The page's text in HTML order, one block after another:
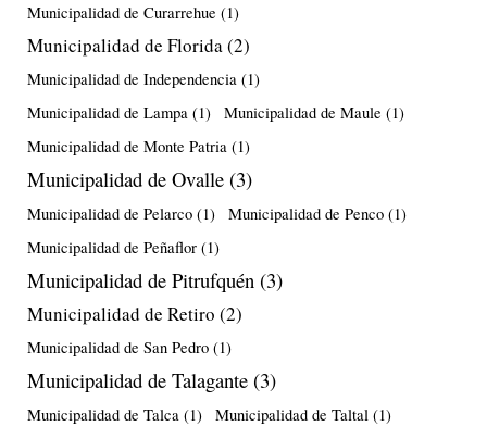
Municipalidad de Curarrehue (1)
Municipalidad de Florida(2)
Municipalidad de Independencia (1)
Municipalidad de Lampa (1) Municipalidad de Maule (1)
Municipalidad de Monte Patria (1)
Municipalidad de Ovalle (3)
Municipalidad de Pelarco (1) Municipalidad de Penco (1)
Municipalidad de Peñaflor (1)
Municipalidad de Pitrufquén (3)
Municipalidad de Retiro (2)
Municipalidad de San Pedro (1)
Municipalidad de Talagante (3)
Municipalidad de Talca (1) Municipalidad de Taltal (1)